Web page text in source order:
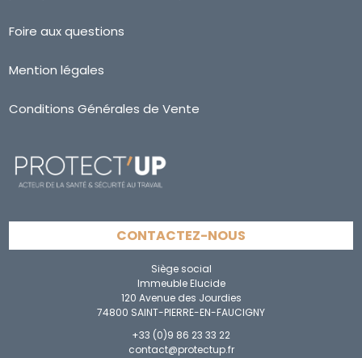
Foire aux questions
Mention légales
Conditions Générales de Vente
CONTACTEZ-NOUS
Siège social
Immeuble Elucide
120 Avenue des Jourdies
74800 SAINT-PIERRE-EN-FAUCIGNY
+33 (0)9 86 23 33 22
contact@protectup.fr